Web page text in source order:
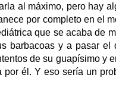
al máximo, pero hay
por completo en el
que se acaba de
barbacoas y a pasar el
de su guapísimo y
él. Y eso sería un